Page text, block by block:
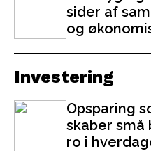
sider af
og
Investering
Opsparing
skaber små
ro i